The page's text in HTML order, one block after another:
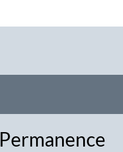
Permanence